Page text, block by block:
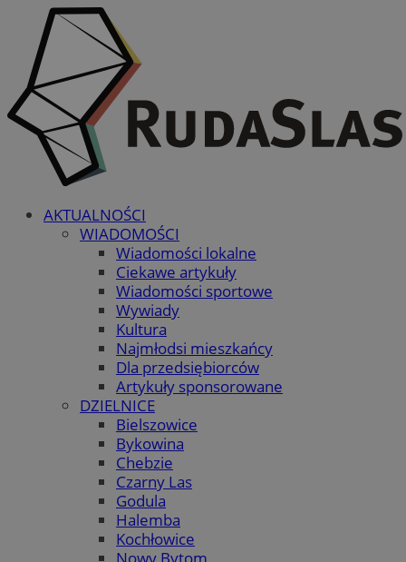
AKTUALNOŚCI
WIADOMOŚCI
Wiadomości lokalne
Ciekawe artykuły
Wiadomości sportowe
Wywiady
Kultura
Najmłodsi mieszkańcy
Dla przedsiębiorców
Artykuły sponsorowane
DZIELNICE
Bielszowice
Bykowina
Chebzie
Czarny Las
Godula
Halemba
Kochłowice